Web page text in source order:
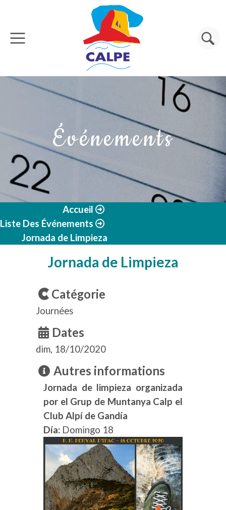
Aller au contenu principal
Rechercher
Événements
Accueil
Liste Des Événements
Jornada de Limpieza
Jornada de Limpieza
Catégorie
Journées
Dates
dim, 18/10/2020
Autres informations
Jornada de limpieza organizada
por el Grup de Muntanya Calp el
Club Alpí de Gandía
Día: Domingo 18